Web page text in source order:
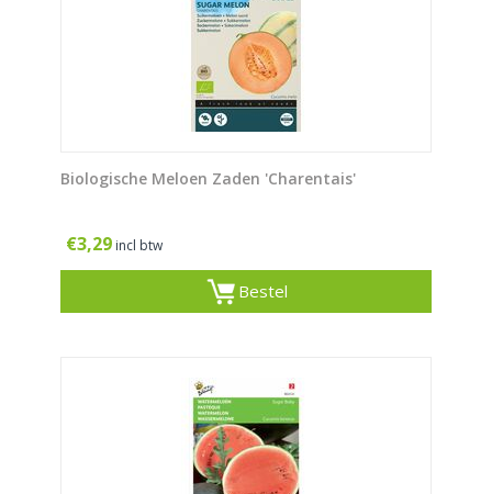
Biologische Meloen Zaden 'Charentais'
€3,29 incl btw
Bestel